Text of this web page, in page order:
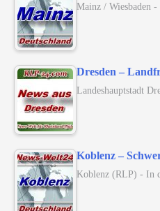
Mainz / Wiesbaden
Dresden –
Landeshauptstadt
Koblenz –
Koblenz (RLP) - In